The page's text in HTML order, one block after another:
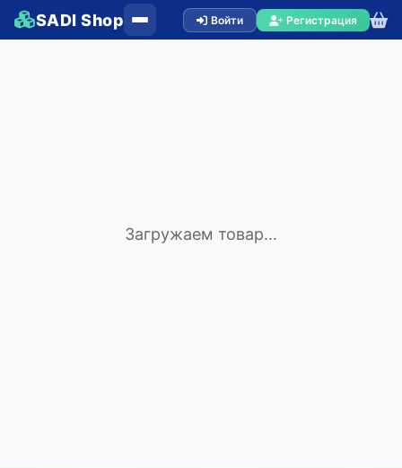
SADI Shop Войти Регистрация
Загружаем товар...